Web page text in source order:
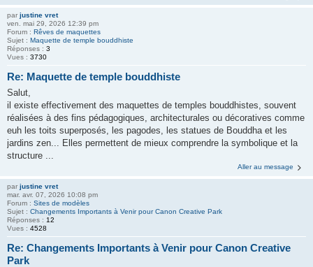
par justine vret
ven. mai 29, 2026 12:39 pm
Forum : Rêves de maquettes
Sujet : Maquette de temple bouddhiste
Réponses : 3
Vues : 3730
Re: Maquette de temple bouddhiste
Salut,
il existe effectivement des maquettes de temples bouddhistes, souvent
réalisées à des fins pédagogiques, architecturales ou décoratives comme
euh les toits superposés, les pagodes, les statues de Bouddha et les
jardins zen... Elles permettent de mieux comprendre la symbolique et la
structure ...
Aller au message
par justine vret
mar. avr. 07, 2026 10:08 pm
Forum : Sites de modèles
Sujet : Changements Importants à Venir pour Canon Creative Park
Réponses : 12
Vues : 4528
Re: Changements Importants à Venir pour Canon Creative
Park